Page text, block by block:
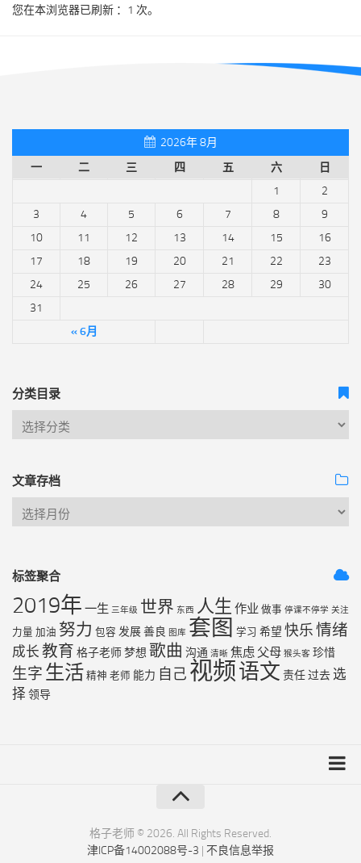
您在本浏览器已刷新 ：1 次。
2026年 8月
一
二 三 四 五 六 日
« 6月
1
2
3
4 5 6 7 8
9
10
11 12 13 14 15
16
17
18 19 20 21 22
23
24
25 26 27 28 29
30
31
分类目录
文章存档
标签聚合
2019年 一生 三年级 世界 东西 人生 作业 做事 停课不停学 关注
力量 加油 努力 包容 发展善良 图库 套图 学习 希望 快乐情绪
成长 教育 格子老师梦想 歌曲 沟通 清晰 焦虑 父母 猴头客 珍惜
生字 生活 精神 老师 能力 自己 视频语文 责任过去 选
择 领导
格子老师 © 2026. All Rights Reserved.
津ICP备14002088号-3 | 不良信息举报